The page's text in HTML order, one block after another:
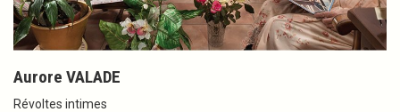
Aurore VALADE
Révoltes intimes